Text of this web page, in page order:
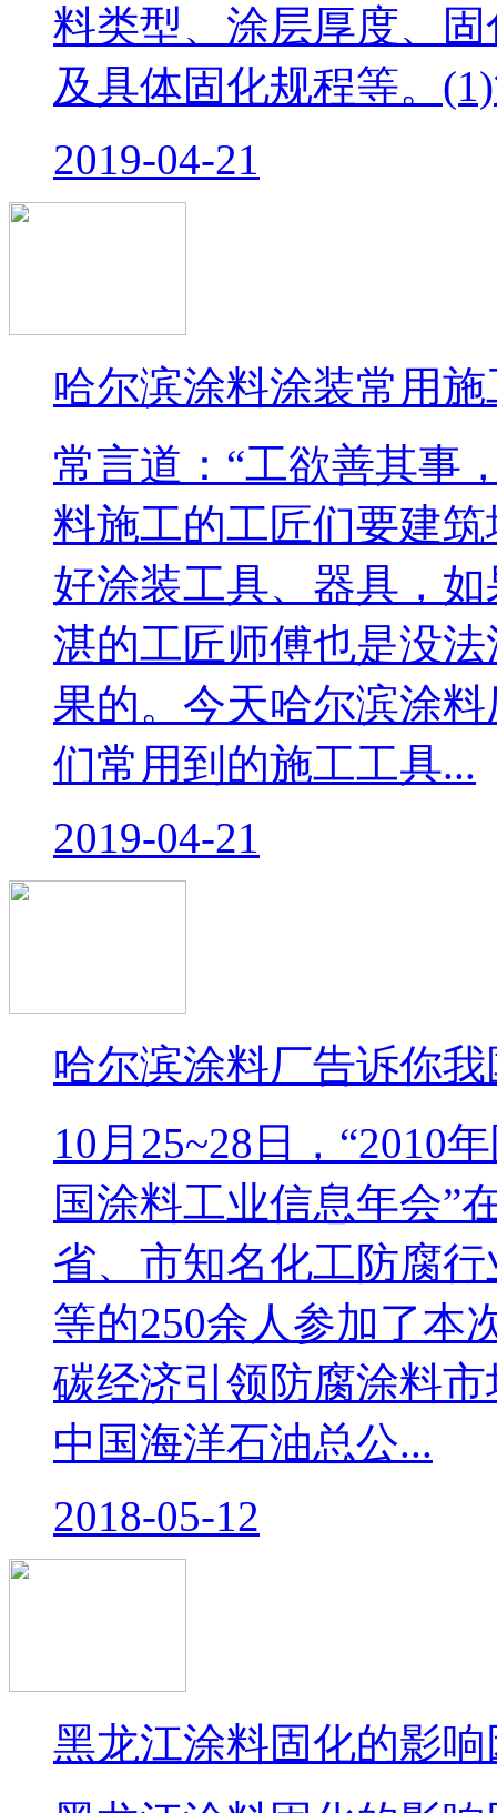
料类型、涂层厚度、
及具体固化规程等。
2019-04-21
哈尔滨涂料涂装常用
常言道：“工欲善其事
料施工的工匠们要建
好涂装工具、器具，
湛的工匠师傅也是没
果的。今天哈尔滨涂
们常用到的施工工具...
2019-04-21
哈尔滨涂料厂告诉你
10月25~28日，“2010
国涂料工业信息年会”
省、市知名化工防腐
等的250余人参加了本
碳经济引领防腐涂料
中国海洋石油总公...
2018-05-12
黑龙江涂料固化的影